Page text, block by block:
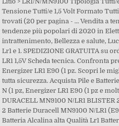
Tensione Tutti/e 1,5 Volt Formato
trovati (20 per pagina - … Vendita a
tendenze più popolari di 2020 in
intrattenimento, Bellezza e salute,
Lr1 e 1. SPEDIZIONE GRATUITA su
LR1 1,5V Scheda tecnica. Confronta
Energizer LR1 E90 (1 pz. Scopri le
tutta sicurezza. Acquista Pile e
N (1 pz, Energizer LR1 E90 (1 pz e
DURACELL MN9100 N/LR1
2 Batterie Duracell MN9100 N/LR1
Batteria Alcalina alta Qualità Lr1